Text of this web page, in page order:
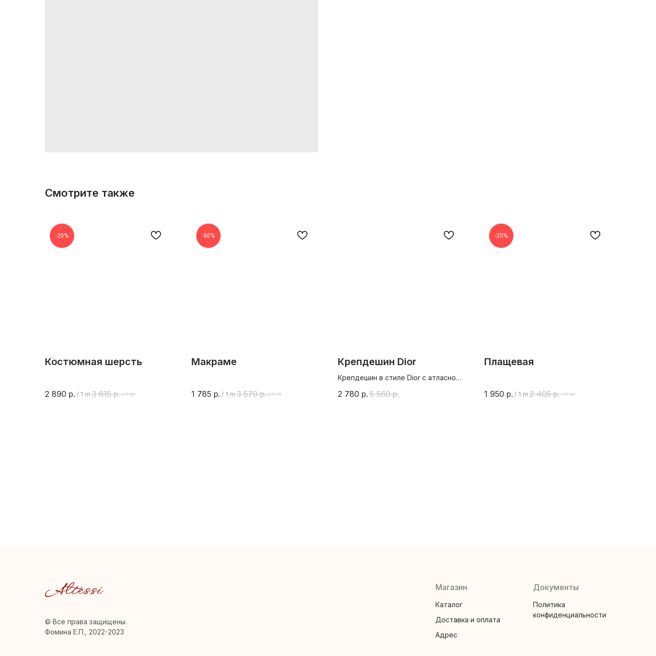
Смотрите также
-20%
Костюмная шерсть
2 890 р. / 1 m 3 615 р. / 1 m
-50%
Макраме
1 785 р. / 1 m 3 570 р. / 1 m
Крепдешин Dior
Крепдешин в стиле Dior с атласной
Шир 135
2 780 р. 5 560 р.
-20%
Плащевая
1 950 р. / 1 m 2 405 р. / 1 m
© Все права защищены.
Фомина Е.П., 2022-2023
Магазин
Каталог
Доставка и оплата
Адрес
Документы
Политика
конфиденциальности